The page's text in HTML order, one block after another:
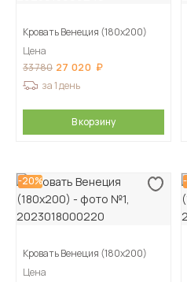
Кровать Венеция (180х200)
Цена
33 780 27 020
за 1 день
В корзину
-20%
Кровать Венеция (180х200)
Цена